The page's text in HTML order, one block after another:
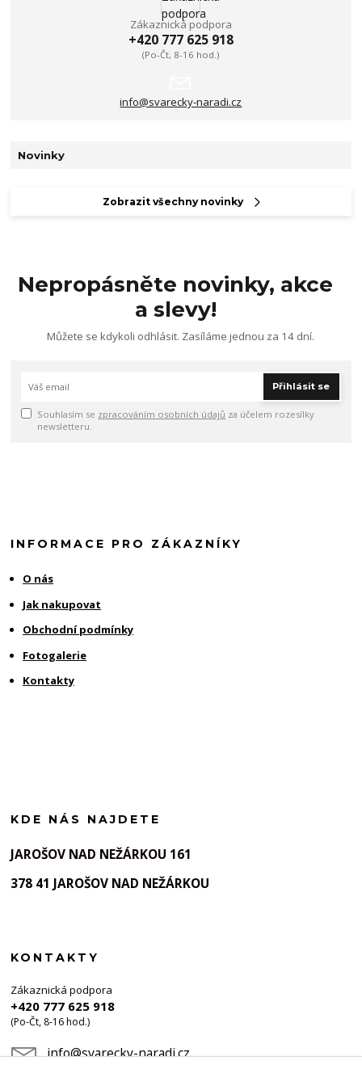
Zákaznická podpora
+420 777 625 918
(Po-Čt, 8-16 hod.)
info@svarecky-naradi.cz
Novinky
Zobrazit všechny novinky
Nepropásněte novinky, akce
a slevy!
Můžete se kdykoli odhlásit. Zasíláme jednou za 14 dní.
Přihlásit se
Souhlasím se zpracováním osobních údajů za účelem rozesílky
newsletteru.
INFORMACE PRO ZÁKAZNÍKY
O nás
Jak nakupovat
Obchodní podmínky
Fotogalerie
Kontakty
KDE NÁS NAJDETE
JAROŠOV NAD NEŽÁRKOU 161
378 41 JAROŠOV NAD NEŽÁRKOU
KONTAKTY
Zákaznická podpora
+420 777 625 918
(Po-Čt, 8-16 hod.)
info@svarecky-naradi.cz